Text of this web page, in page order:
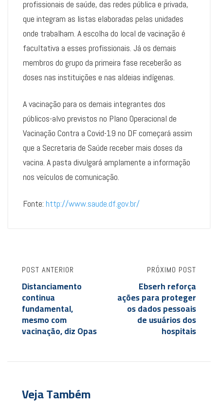
profissionais de saúde, das redes pública e privada,
que integram as listas elaboradas pelas unidades
onde trabalham. A escolha do local de vacinação é
facultativa a esses profissionais. Já os demais
membros do grupo da primeira fase receberão as
doses nas instituições e nas aldeias indígenas.
A vacinação para os demais integrantes dos
públicos-alvo previstos no Plano Operacional de
Vacinação Contra a Covid-19 no DF começará assim
que a Secretaria de Saúde receber mais doses da
vacina. A pasta divulgará amplamente a informação
nos veículos de comunicação.
Fonte: http://www.saude.df.gov.br/
POST ANTERIOR
Distanciamento
continua
fundamental,
mesmo com
vacinação, diz Opas
PRÓXIMO POST
Ebserh reforça
ações para proteger
os dados pessoais
de usuários dos
hospitais
Veja Também